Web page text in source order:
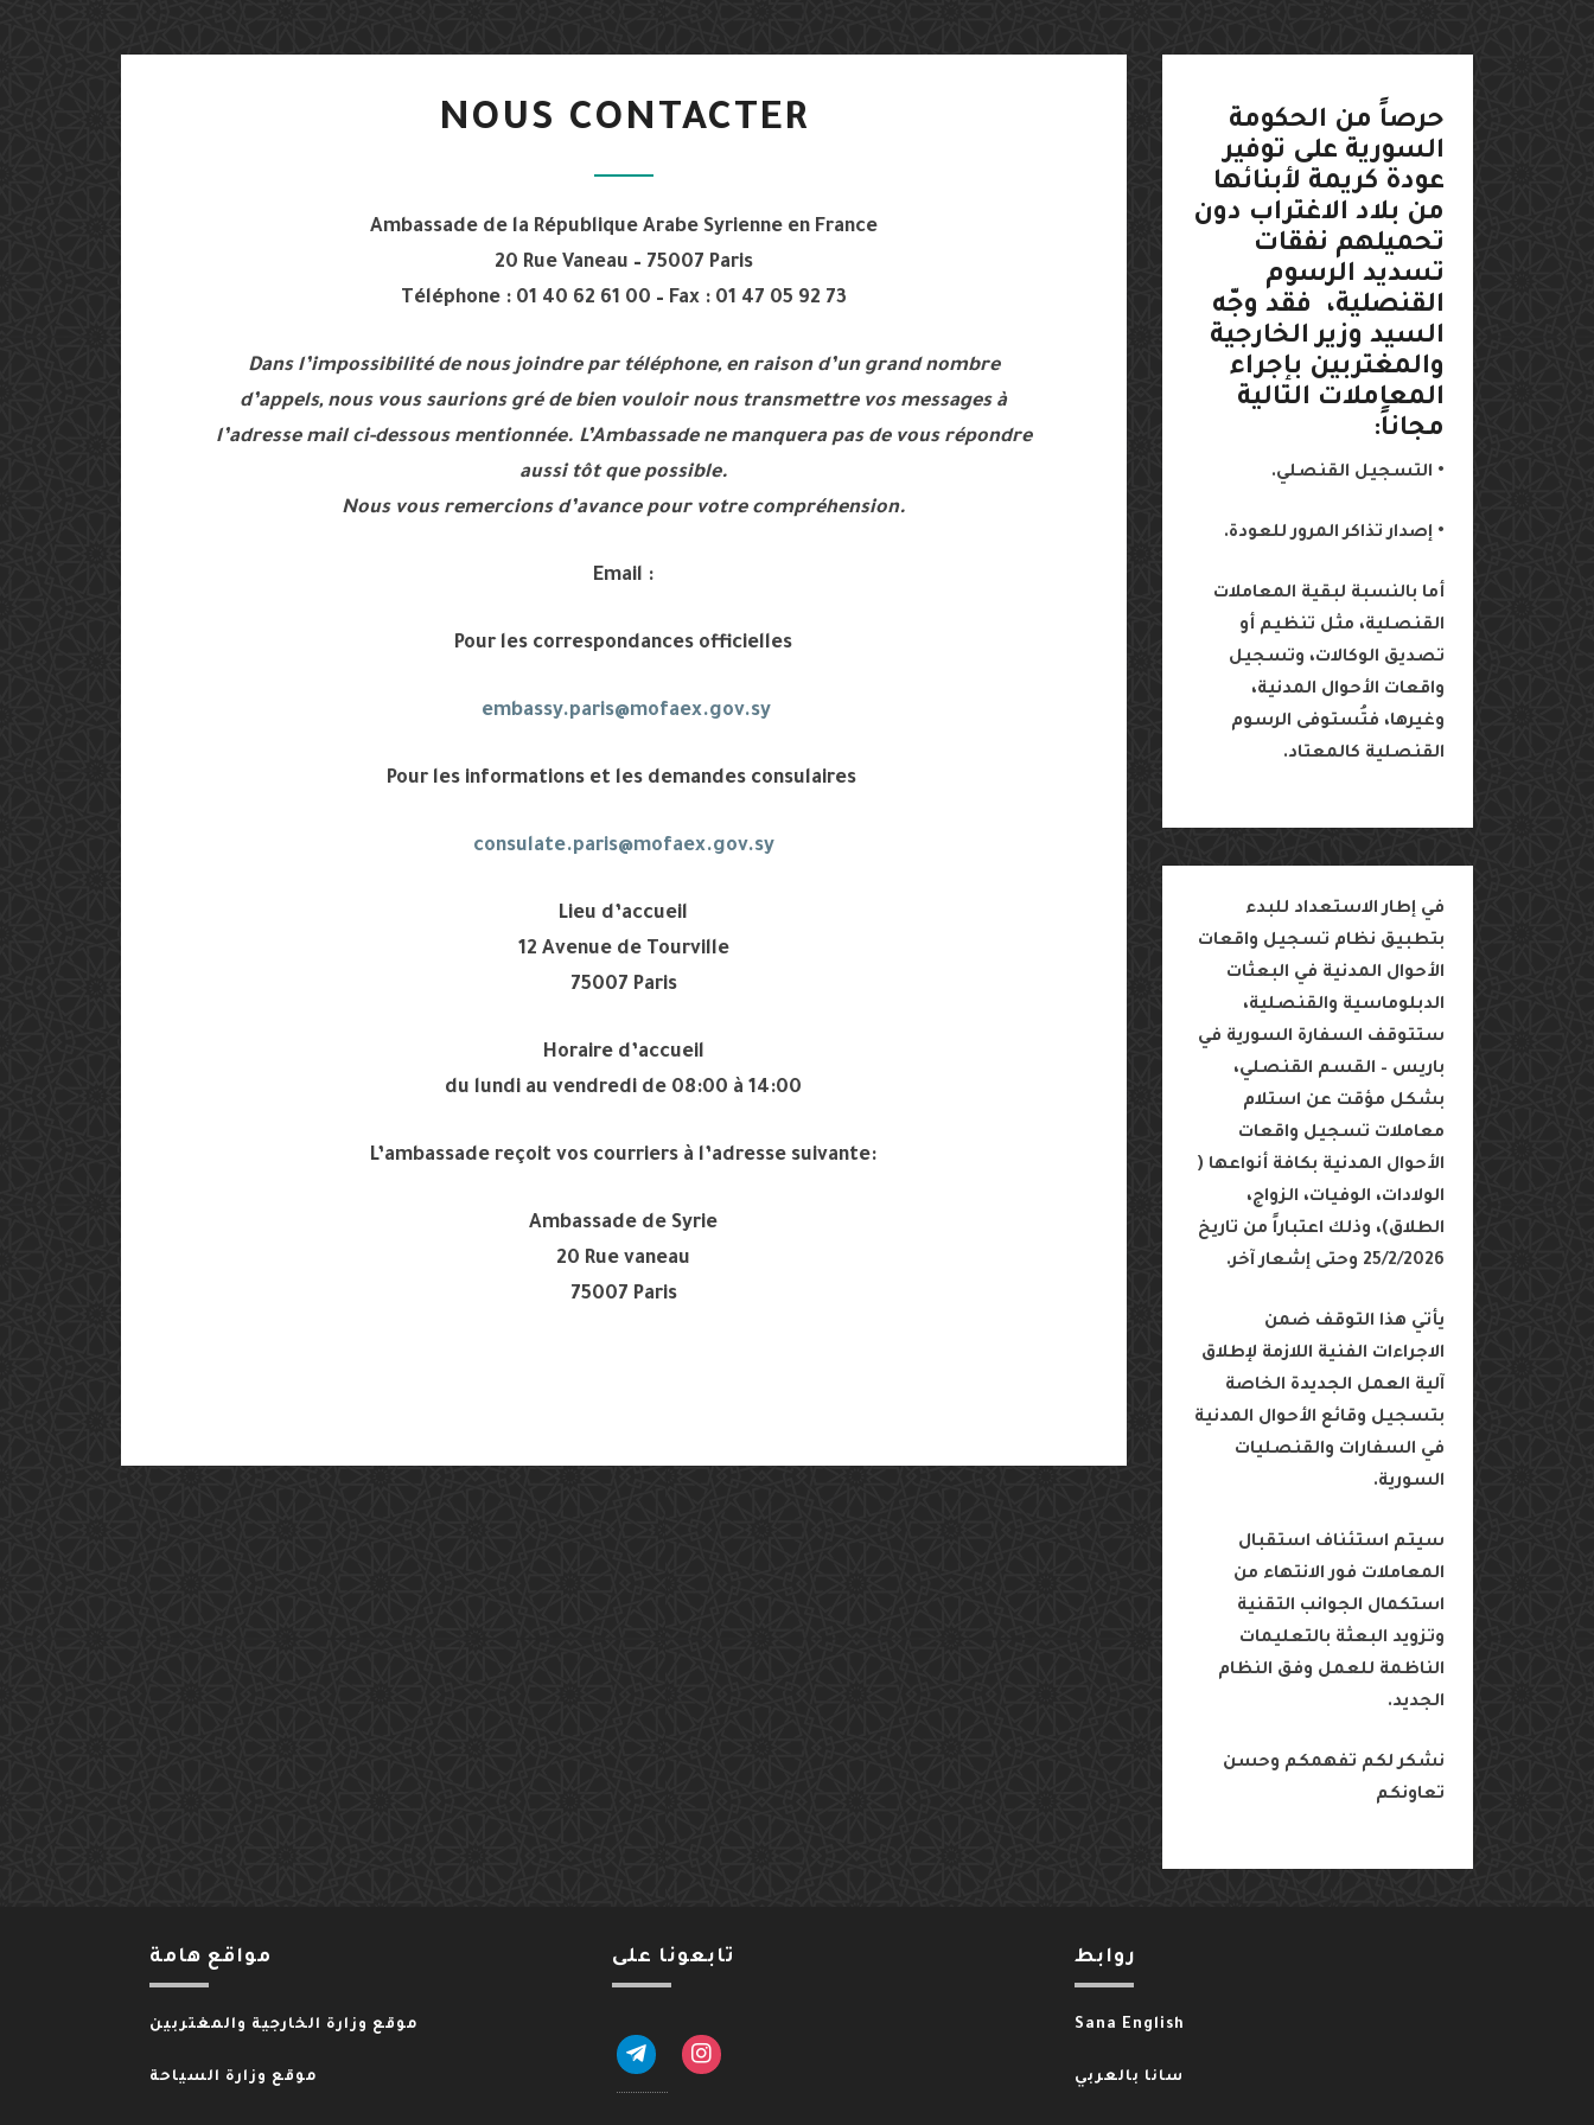
في باريس
CONTACTER
NOUS CONTACTER
Ambassade de la République Arabe Syrienne en France
20 Rue Vaneau – 75007 Paris
Téléphone : 01 40 62 61 00 – Fax : 01 47 05 92 73
Dans l’impossibilité de nous joindre par téléphone, en raison d’un grand nombre
d’appels, nous vous saurions gré de bien vouloir nous transmettre vos messages à
l’adresse mail ci-dessous mentionnée. L’Ambassade ne manquera pas de vous répondre
aussi tôt que possible.
Nous vous remercions d’avance pour votre compréhension.
Email :
Pour les correspondances officielles
embassy.paris@mofaex.gov.sy
Pour les informations et les demandes consulaires
consulate.paris@mofaex.gov.sy
Lieu d’accueil
12 Avenue de Tourville
75007 Paris
Horaire d’accueil
du lundi au vendredi de 08:00 à 14:00
L’ambassade reçoit vos courriers à l’adresse suivante:
Ambassade de Syrie
20 Rue vaneau
75007 Paris
حرصاً من الحكومة
السورية على توفير
عودة كريمة لأبنائها
من بلاد الاغتراب دون
تحميلهم نفقات
تسديد الرسوم
القنصلية،
فقد وجّه
السيد وزير الخارجية
والمغتربين بإجراء
المعاملات التالية
مجاناً:
• التسجيل القنصلي.
• إصدار تذاكر المرور للعودة.
أما بالنسبة لبقية المعاملات
القنصلية، مثل تنظيم أو
تصديق الوكالات، وتسجيل
واقعات الأحوال المدنية،
وغيرها، فتُستوفى الرسوم
القنصلية كالمعتاد.
في إطار الاستعداد للبدء
بتطبيق نظام تسجيل واقعات
الأحوال المدنية في البعثات
الدبلوماسية والقنصلية،
ستتوقف السفارة السورية في
باريس – القسم القنصلي،
بشكل مؤقت عن استلام
معاملات تسجيل واقعات
الأحوال المدنية بكافة أنواعها (
الولادات، الوفيات، الزواج،
الطلاق)، وذلك اعتباراً من تاريخ
25/2/2026 وحتى إشعار آخر.
يأتي هذا التوقف ضمن
الاجراءات الفنية اللازمة لإطلاق
آلية العمل الجديدة الخاصة
بتسجيل وقائع الأحوال المدنية
في السفارات والقنصليات
السورية.
سيتم استئناف استقبال
المعاملات فور الانتهاء من
استكمال الجوانب التقنية
وتزويد البعثة بالتعليمات
الناظمة للعمل وفق النظام
الجديد.
نشكر لكم تفهمكم وحسن
تعاونكم
مواقع هامة
موقع وزارة الخارجية والمغتربين
موقع وزارة السياحة
تابعونا على
telegraminstagram
روابط
Sana English
سانا بالعربي